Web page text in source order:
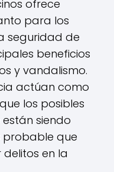
ofrece
para los
seguridad de
beneficios
y vandalismo.
actúan como
los posibles
siendo
probable que
en la